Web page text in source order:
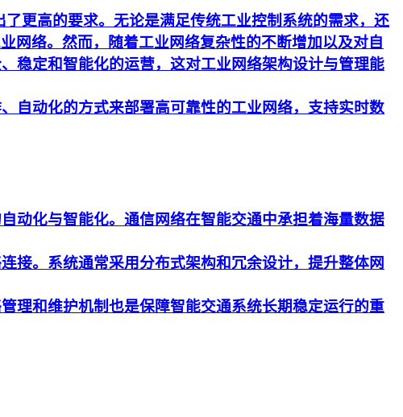
更高的要求。无论是满足传统工业控制系统的需求，还
网络。然而，随着工业网络复杂性的不断增加以及对自
稳定和智能化的运营，这对工业网络架构设计与管理能
自动化的方式来部署高可靠性的工业网络，支持实时数
动化与智能化。通信网络在智能交通中承担着海量数据
接。系统通常采用分布式架构和冗余设计，提升整体网
理和维护机制也是保障智能交通系统长期稳定运行的重